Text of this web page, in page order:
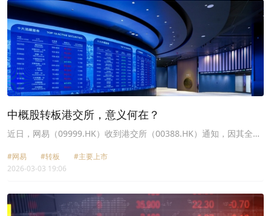
中概股转板港交所，意义何在？
近日，网易（09999.HK）收到港交所（00388.HK）通知，因其全球
易已大部分永久转移至港交所，港交所或将撤销其第二上市的“S”标
志。
#网易 #转板
#主要上市
2026-03-03 19:06